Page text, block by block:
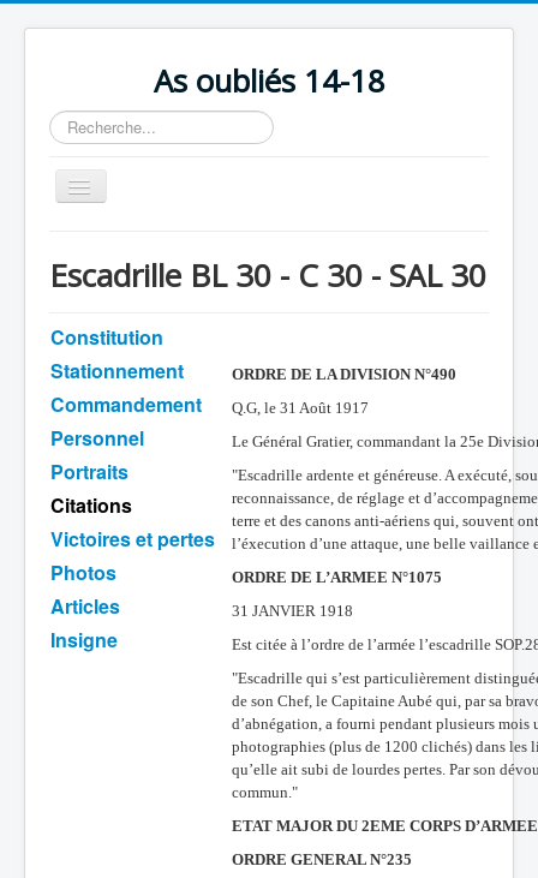
As oubliés 14-18
Rechercher
Basculer
la
Chronologie
Escadrilles
Organisation
Avions
Personnels
Doctrines
Batailles
Les As
Cahiers des As
Escadrille BL 30 - C 30 - SAL 30
Constitution
Stationnement
Commandement
Personnel
Portraits
Citations
Victoires et pertes
Photos
Articles
Insigne
ORDRE DE LA DIVISION N°490
Q.G, le 31 Août 1917
Le Général Gratier, commandant la 25e
"Escadrille ardente et généreuse. A exécuté,
reconnaissance, de réglage et
terre et des canons anti-aériens qui, souvent
l’éxecution d’une attaque, une belle vaillance
ORDRE DE L’ARMEE N°1075
31 JANVIER 1918
Est citée à l’ordre de l’armée l’escadrille
"Escadrille qui s’est particulièrement
de son Chef, le Capitaine Aubé qui, par sa
d’abnégation, a fourni pendant plusieurs mois
photographies (plus de 1200 clichés) dans les
qu’elle ait subi de lourdes pertes. Par son
commun."
ETAT MAJOR DU 2EME CORPS D’ARMEE
ORDRE GENERAL N°235